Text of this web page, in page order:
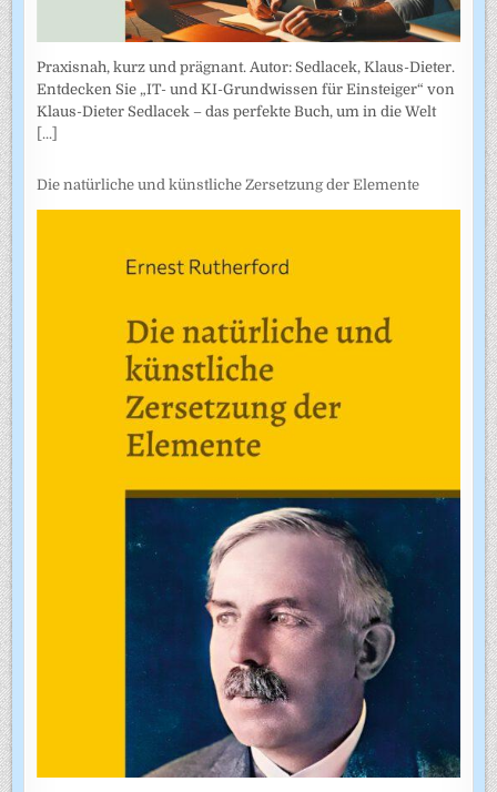
Praxisnah, kurz und prägnant. Autor: Sedlacek, Klaus-Dieter.
Entdecken Sie „IT- und KI-Grundwissen für Einsteiger“ von
Klaus-Dieter Sedlacek – das perfekte Buch, um in die Welt
[...]
Die natürliche und künstliche Zersetzung der Elemente